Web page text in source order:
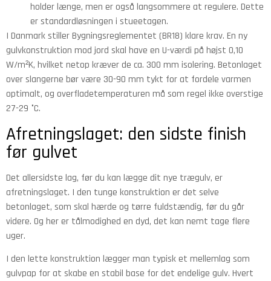
holder længe, men er også langsommere at regulere. Dette
er standardløsningen i stueetagen.
I Danmark stiller Bygningsreglementet (BR18) klare krav. En ny
gulvkonstruktion mod jord skal have en U-værdi på højst 0,10
W/m²K, hvilket netop kræver de ca. 300 mm isolering. Betonlaget
over slangerne bør være 30-90 mm tykt for at fordele varmen
optimalt, og overfladetemperaturen må som regel ikke overstige
27-29 °C.
Afretningslaget: den sidste finish
før gulvet
Det allersidste lag, før du kan lægge dit nye trægulv, er
afretningslaget. I den tunge konstruktion er det selve
betonlaget, som skal hærde og tørre fuldstændig, før du går
videre. Og her er tålmodighed en dyd, det kan nemt tage flere
uger.
I den lette konstruktion lægger man typisk et mellemlag som
gulvpap for at skabe en stabil base for det endelige gulv. Hvert